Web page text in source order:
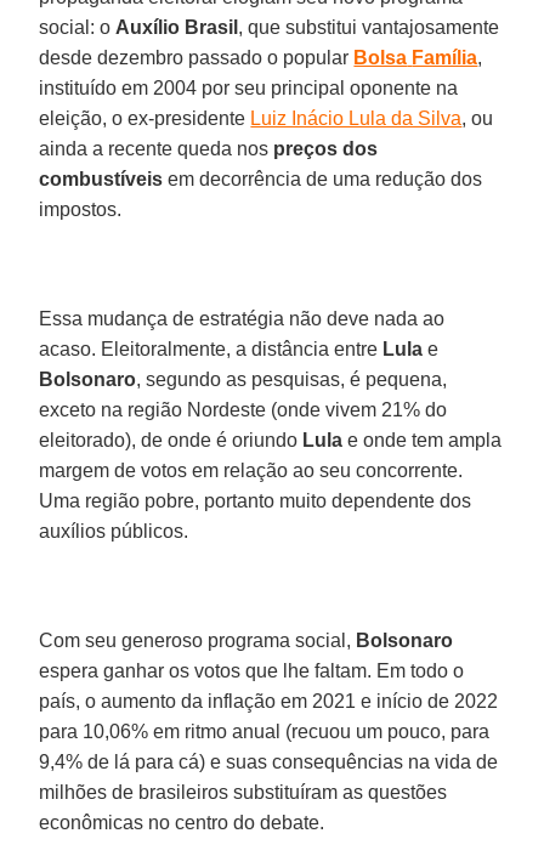
social: o Auxílio Brasil , que substitui vantajosamente
desde dezembro passado o popular Bolsa Família,
instituído em 2004 por seu principal oponente na
eleição, o ex-presidente Luiz Inácio Lula da Silva, ou
ainda a recente queda nos preços dos
combustíveis em decorrência de uma redução dos
impostos.
Essa mudança de estratégia não deve nada ao
acaso. Eleitoralmente, a distância entre Lula e
Bolsonaro, segundo as pesquisas, é pequena,
exceto na região Nordeste (onde vivem 21% do
eleitorado), de onde é oriundo Lula e onde tem ampla
margem de votos em relação ao seu concorrente.
Uma região pobre, portanto muito dependente dos
auxílios públicos.
Com seu generoso programa social, Bolsonaro
espera ganhar os votos que lhe faltam. Em todo o
país, o aumento da inflação em 2021 e início de 2022
para 10,06% em ritmo anual (recuou um pouco, para
9,4% de lá para cá) e suas consequências na vida de
milhões de brasileiros substituíram as questões
econômicas no centro do debate.